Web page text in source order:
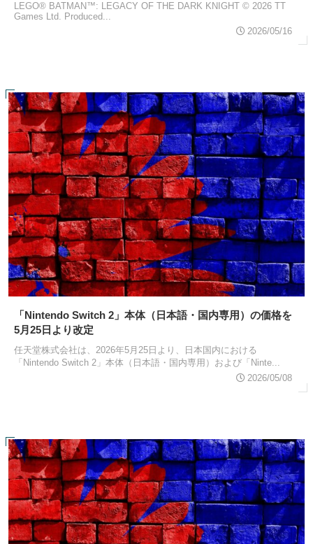
LEGO® BATMAN™: LEGACY OF THE DARK KNIGHT © 2026 TT
Games Ltd. Produced...
2026/05/16
「Nintendo Switch 2」本体（日本語・国内専用）の価格を
5月25日より改定
任天堂株式会社は、2026年5月25日より、日本国内における
「Nintendo Switch 2」本体（日本語・国内専用）および「Ninte...
2026/05/08